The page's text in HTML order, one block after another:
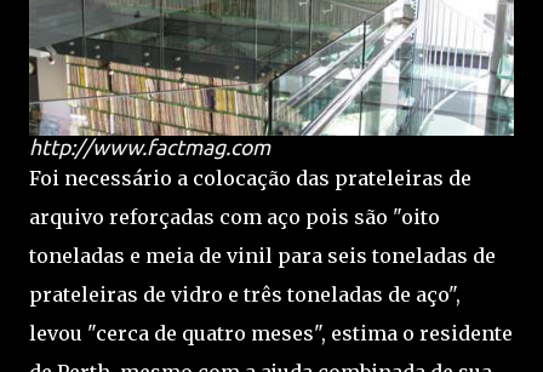
http://www.factmag.com
Foi necessário a colocação das prateleiras de
arquivo reforçadas com aço pois são "oito
toneladas e meia de vinil para seis toneladas de
prateleiras de vidro e três toneladas de aço",
levou "cerca de quatro meses", estima o residente